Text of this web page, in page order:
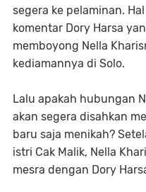
segera ke pelaminan.
komentar Dory Harsa
memboyong Nella
kediamannya di Solo.
Lalu apakah hubungan
akan segera disahkan
baru saja menikah?
istri Cak Malik, Nella
mesra dengan Dory